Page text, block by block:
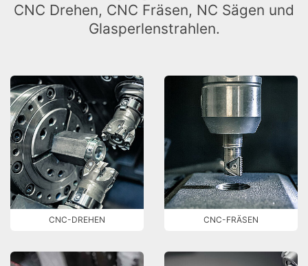
CNC Drehen, CNC Fräsen, NC Sägen und
Glasperlenstrahlen.
CNC-DREHEN CNC-FRÄSEN